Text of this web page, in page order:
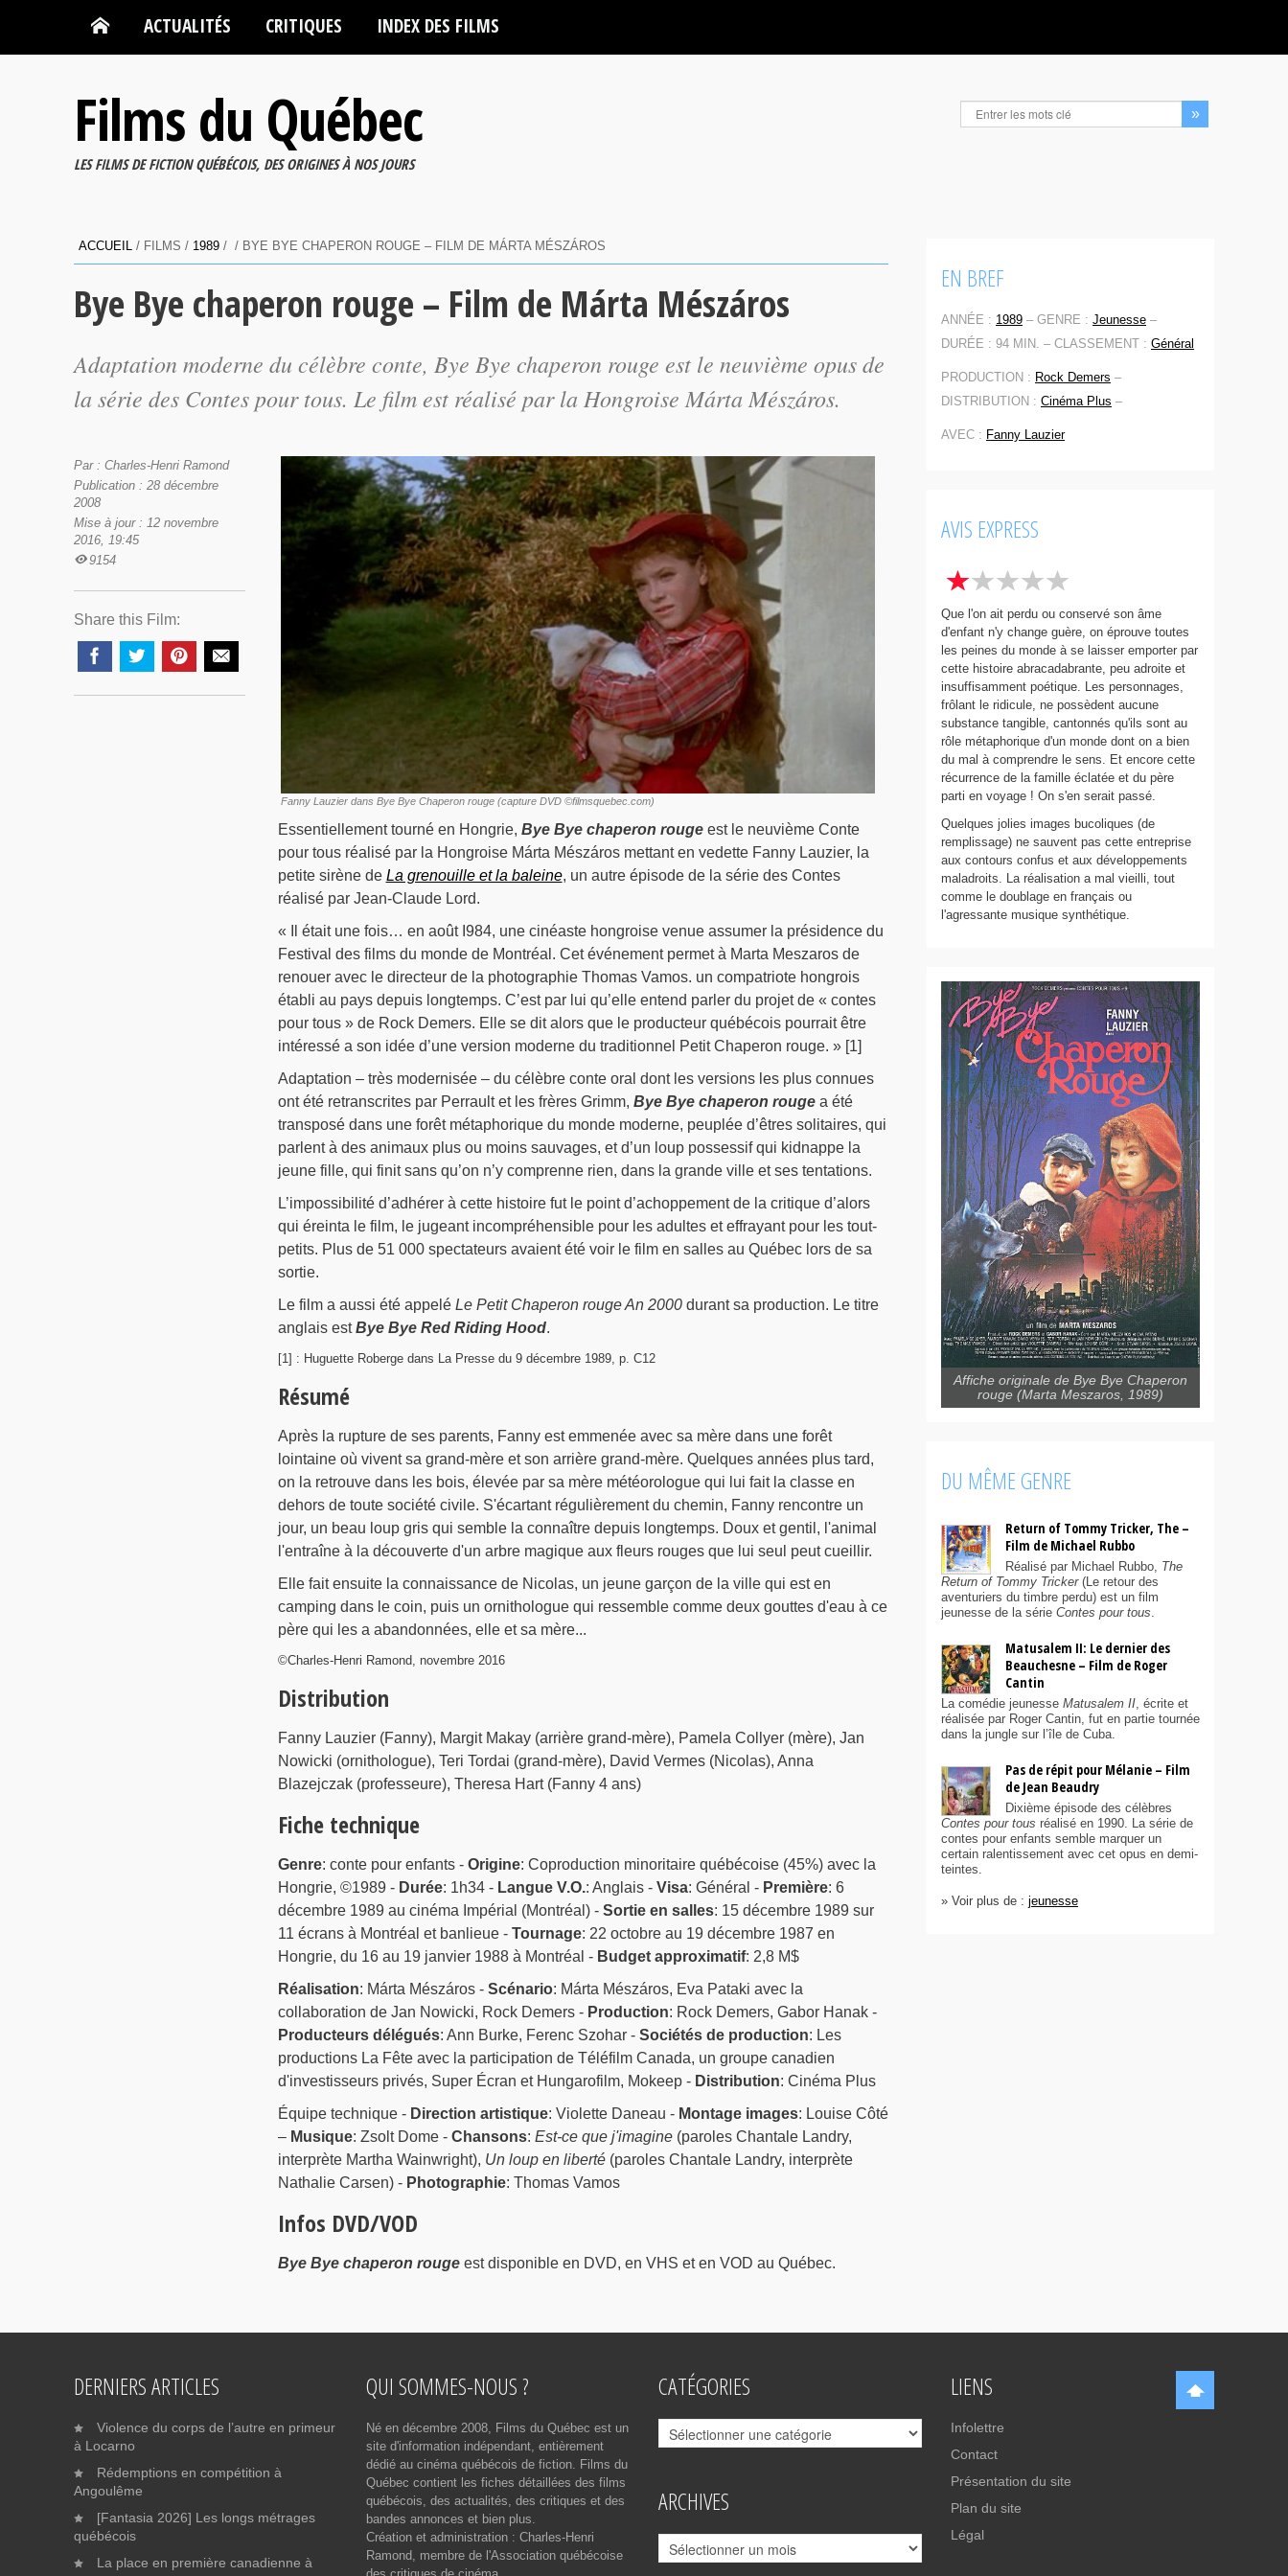
ACTUALITÉS CRITIQUES INDEX DES FILMS
Films du Québec
LES FILMS DE FICTION QUÉBÉCOIS, DES ORIGINES À NOS JOURS
ACCUEIL / FILMS / 1989 / / BYE BYE CHAPERON ROUGE – FILM DE MÁRTA MÉSZÁROS
Bye Bye chaperon rouge – Film de Márta Mészáros
Adaptation moderne du célèbre conte, Bye Bye chaperon rouge est le neuvième opus de
la série des Contes pour tous. Le film est réalisé par la Hongroise Márta Mészáros.
Par : Charles-Henri Ramond
Publication : 28 décembre
2008
Mise à jour : 12 novembre
2016, 19:45
9154
Share this Film:
Fanny Lauzier dans Bye Bye Chaperon rouge (capture DVD ©filmsquebec.com)
Essentiellement tourné en Hongrie, Bye Bye chaperon rougeest le neuvième Conte
pour tous réalisé par la Hongroise Márta Mészáros mettant en vedette Fanny Lauzier, la
petite sirène de La grenouille et la baleine, un autre épisode de la série des Contes
réalisé par Jean-Claude Lord.
« Il était une fois… en août I984, une cinéaste hongroise venue assumer la présidence du
Festival des films du monde de Montréal. Cet événement permet à Marta Meszaros de
renouer avec le directeur de la photographie Thomas Vamos. un compatriote hongrois
établi au pays depuis longtemps. C’est par lui qu’elle entend parler du projet de « contes
pour tous » de Rock Demers. Elle se dit alors que le producteur québécois pourrait être
intéressé a son idée d’une version moderne du traditionnel Petit Chaperon rouge. » [1]
Adaptation – très modernisée – du célèbre conte oral dont les versions les plus connues
ont été retranscrites par Perrault et les frères Grimm, Bye Bye chaperon rougea été
transposé dans une forêt métaphorique du monde moderne, peuplée d’êtres solitaires, qui
parlent à des animaux plus ou moins sauvages, et d’un loup possessif qui kidnappe la
jeune fille, qui finit sans qu’on n’y comprenne rien, dans la grande ville et ses tentations.
L’impossibilité d’adhérer à cette histoire fut le point d’achoppement de la critique d’alors
qui éreinta le film, le jugeant incompréhensible pour les adultes et effrayant pour les tout-
petits. Plus de 51 000 spectateurs avaient été voir le film en salles au Québec lors de sa
sortie.
Le film a aussi été appelé Le Petit Chaperon rouge An 2000durant sa production. Le titre
anglais estBye Bye Red Riding Hood.
[1] : Huguette Roberge dans La Presse du 9 décembre 1989, p. C12
Résumé
Après la rupture de ses parents, Fanny est emmenée avec sa mère dans une forêt
lointaine où vivent sa grand-mère et son arrière grand-mère. Quelques années plus tard,
on la retrouve dans les bois, élevée par sa mère météorologue qui lui fait la classe en
dehors de toute société civile. S'écartant régulièrement du chemin, Fanny rencontre un
jour, un beau loup gris qui semble la connaître depuis longtemps. Doux et gentil, l'animal
l'entraîne à la découverte d'un arbre magique aux fleurs rouges que lui seul peut cueillir.
Elle fait ensuite la connaissance de Nicolas, un jeune garçon de la ville qui est en
camping dans le coin, puis un ornithologue qui ressemble comme deux gouttes d'eau à ce
père qui les a abandonnées, elle et sa mère...
©Charles-Henri Ramond, novembre 2016
Distribution
Fanny Lauzier (Fanny), Margit Makay (arrière grand-mère), Pamela Collyer (mère), Jan
Nowicki (ornithologue), Teri Tordai (grand-mère), David Vermes (Nicolas), Anna
Blazejczak (professeure), Theresa Hart (Fanny 4 ans)
Fiche technique
Genre: conte pour enfants - Origine: Coproduction minoritaire québécoise (45%) avec la
Hongrie, ©1989 - Durée: 1h34 - Langue V.O.: Anglais - Visa: Général - Première: 6
décembre 1989 au cinéma Impérial (Montréal) - Sortie en salles: 15 décembre 1989 sur
11 écrans à Montréal et banlieue - Tournage: 22 octobre au 19 décembre 1987 en
Hongrie, du 16 au 19 janvier 1988 à Montréal - Budget approximatif: 2,8 M$
Réalisation: Márta Mészáros - Scénario: Márta Mészáros, Eva Pataki avec la
collaboration de Jan Nowicki, Rock Demers - Production: Rock Demers, Gabor Hanak -
Producteurs délégués: Ann Burke, Ferenc Szohar - Sociétés de production: Les
productions La Fête avec la participation de Téléfilm Canada, un groupe canadien
d'investisseurs privés, Super Écran et Hungarofilm, Mokeep - Distribution: Cinéma Plus
Équipe technique - Direction artistique: Violette Daneau - Montage images: Louise Côté
– Musique: Zsolt Dome - Chansons: Est-ce que j'imagine(paroles Chantale Landry,
interprète Martha Wainwright), Un loup en liberté(paroles Chantale Landry, interprète
Nathalie Carsen) - Photographie: Thomas Vamos
Infos DVD/VOD
Bye Bye chaperon rougeest disponible en DVD, en VHS et en VOD au Québec.
EN BREF
ANNÉE : 1989 – GENRE : Jeunesse –
DURÉE : 94 MIN. – CLASSEMENT : Général
PRODUCTION : Rock Demers –
DISTRIBUTION : Cinéma Plus –
AVEC : Fanny Lauzier
AVIS EXPRESS
Que l'on ait perdu ou conservé son âme
d'enfant n'y change guère, on éprouve toutes
les peines du monde à se laisser emporter par
cette histoire abracadabrante, peu adroite et
insuffisamment poétique. Les personnages,
frôlant le ridicule, ne possèdent aucune
substance tangible, cantonnés qu'ils sont au
rôle métaphorique d'un monde dont on a bien
du mal à comprendre le sens. Et encore cette
récurrence de la famille éclatée et du père
parti en voyage ! On s'en serait passé.
Quelques jolies images bucoliques (de
remplissage) ne sauvent pas cette entreprise
aux contours confus et aux développements
maladroits. La réalisation a mal vieilli, tout
comme le doublage en français ou
l'agressante musique synthétique.
Affiche originale de Bye Bye Chaperon
rouge (Marta Meszaros, 1989)
DU MÊME GENRE
Return of Tommy Tricker, The –
Film de Michael Rubbo
Réalisé par Michael Rubbo, The
Return of Tommy Tricker(Le retour des
aventuriers du timbre perdu) est un film
jeunesse de la série Contes pour tous.
Matusalem II: Le dernier des
Beauchesne – Film de Roger
Cantin
La comédie jeunesse Matusalem II, écrite et
réalisée par Roger Cantin, fut en partie tournée
dans la jungle sur l’île de Cuba.
Pas de répit pour Mélanie – Film
de Jean Beaudry
Dixième épisode des célèbres
Contes pour tous réalisé en 1990. La série de
contes pour enfants semble marquer un
certain ralentissement avec cet opus en demi-
teintes.
» Voir plus de : jeunesse
DERNIERS ARTICLES
Violence du corps de l’autre en primeur
à Locarno
Rédemptions en compétition à
Angoulême
[Fantasia 2026] Les longs métrages
québécois
La place en première canadienne à
QUI SOMMES-NOUS ?
Né en décembre 2008, Films du Québec est un
site d'information indépendant, entièrement
dédié au cinéma québécois de fiction. Films du
Québec contient les fiches détaillées des films
québécois, des actualités, des critiques et des
bandes annonces et bien plus.
Création et administration : Charles-Henri
Ramond, membre de l'Association québécoise
CATÉGORIES
Catégories
ARCHIVES
Archives
LIENS
Infolettre
Contact
Présentation du site
Plan du site
Légal